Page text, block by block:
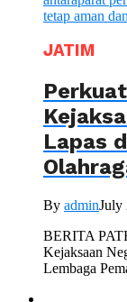
JATIM
Lapas
By adminJuly
BERITA
Kejaksaan
Lembaga